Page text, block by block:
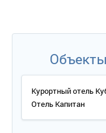
Курортный отель
Отель Капитан